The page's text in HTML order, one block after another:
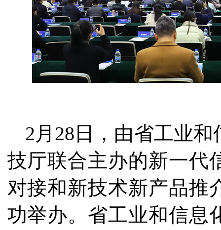
2月28日，由省工业
技厅联合主办的新一代
对接和新技术新产品推
功举办。省工业和信息